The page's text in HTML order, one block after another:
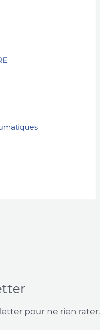
pour ne rien rater.